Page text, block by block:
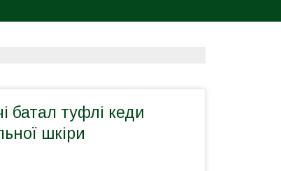
батал туфлі кеди
шкіри